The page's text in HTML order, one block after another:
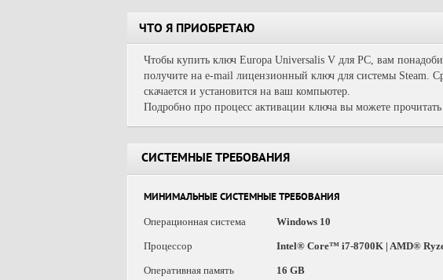
ЧТО Я ПРИОБРЕТАЮ
Чтобы купить ключ Europa Universalis V для PC, вам
получите на e-mail лицензионный ключ для системы Steam.
скачается и установится на ваш компьютер.
Подробно про процесс активации ключа вы можете прочитать
СИСТЕМНЫЕ ТРЕБОВАНИЯ
МИНИМАЛЬНЫЕ СИСТЕМНЫЕ ТРЕБОВАНИЯ
Операционная система
Windows 10
Процессор Intel® Core™ i7-8700K | AMD®
Оперативная память 16 GB